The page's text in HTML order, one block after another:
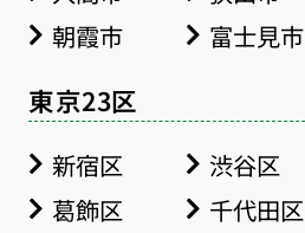
朝霞市
富士見市
東京23区
新宿区 渋谷区
葛飾区
千代田区